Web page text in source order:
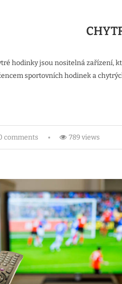
hodinky jsou nositelná zařízení,
sportovních hodinek a
comments 789 views